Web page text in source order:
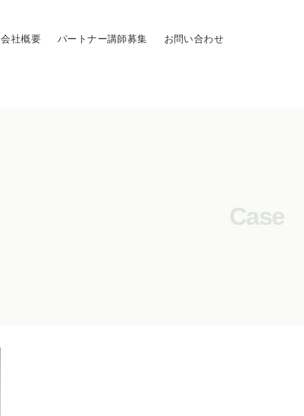
会社概要 パートナー講師募集 お問い合わせ
Case